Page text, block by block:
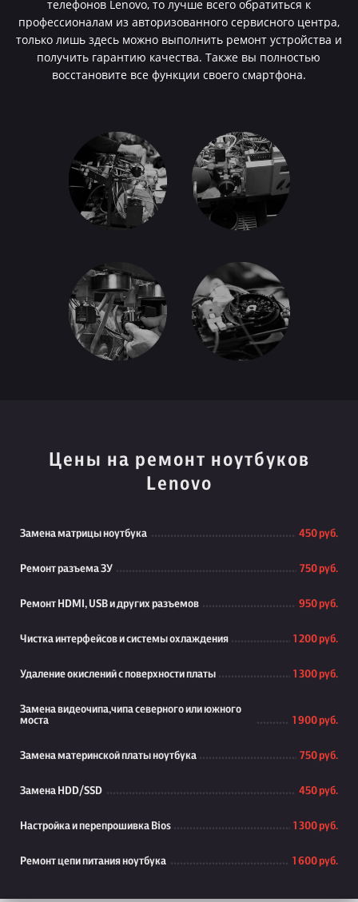
телефонов Lenovo, то лучше всего обратиться к
профессионалам из авторизованного сервисного центра,
только лишь здесь можно выполнить ремонт устройства и
получить гарантию качества. Также вы полностью
восстановите все функции своего смартфона.
Цены на ремонт ноутбуков
Lenovo
Замена матрицы ноутбука 450 руб.
Ремонт разъема ЗУ 750 руб.
Ремонт HDMI, USB и других разъемов 950 руб.
Чистка интерфейсов и системы охлаждения 1 200 руб.
Удаление окислений с поверхности платы 1 300 руб.
Замена видеочипа,чипа северного или южного
моста
1 900 руб.
Замена материнской платы ноутбука 750 руб.
Замена HDD/SSD 450 руб.
Настройка и перепрошивка Bios 1 300 руб.
Ремонт цепи питания ноутбука 1 600 руб.